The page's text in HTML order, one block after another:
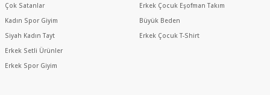
Çok Satanlar
Kadın Spor Giyim
Siyah Kadın Tayt
Erkek Setli Ürünler
Erkek Spor Giyim
Erkek Çocuk Eşofman Takım
Büyük Beden
Erkek Çocuk T-Shirt